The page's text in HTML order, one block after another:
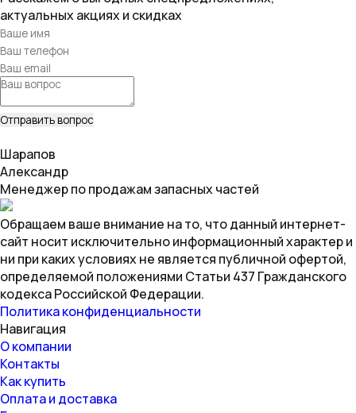
актуальных акциях и скидках
Шарапов
Александр
Менеджер по продажам запасных частей
Обращаем ваше внимание на то, что данный интернет-
сайт носит исключительно информационный характер и
ни при каких условиях не является публичной офертой,
определяемой положениями Статьи 437 Гражданского
кодекса Российской Федерации.
Политика конфиденциальности
Навигация
О компании
Контакты
Как купить
Оплата и доставка